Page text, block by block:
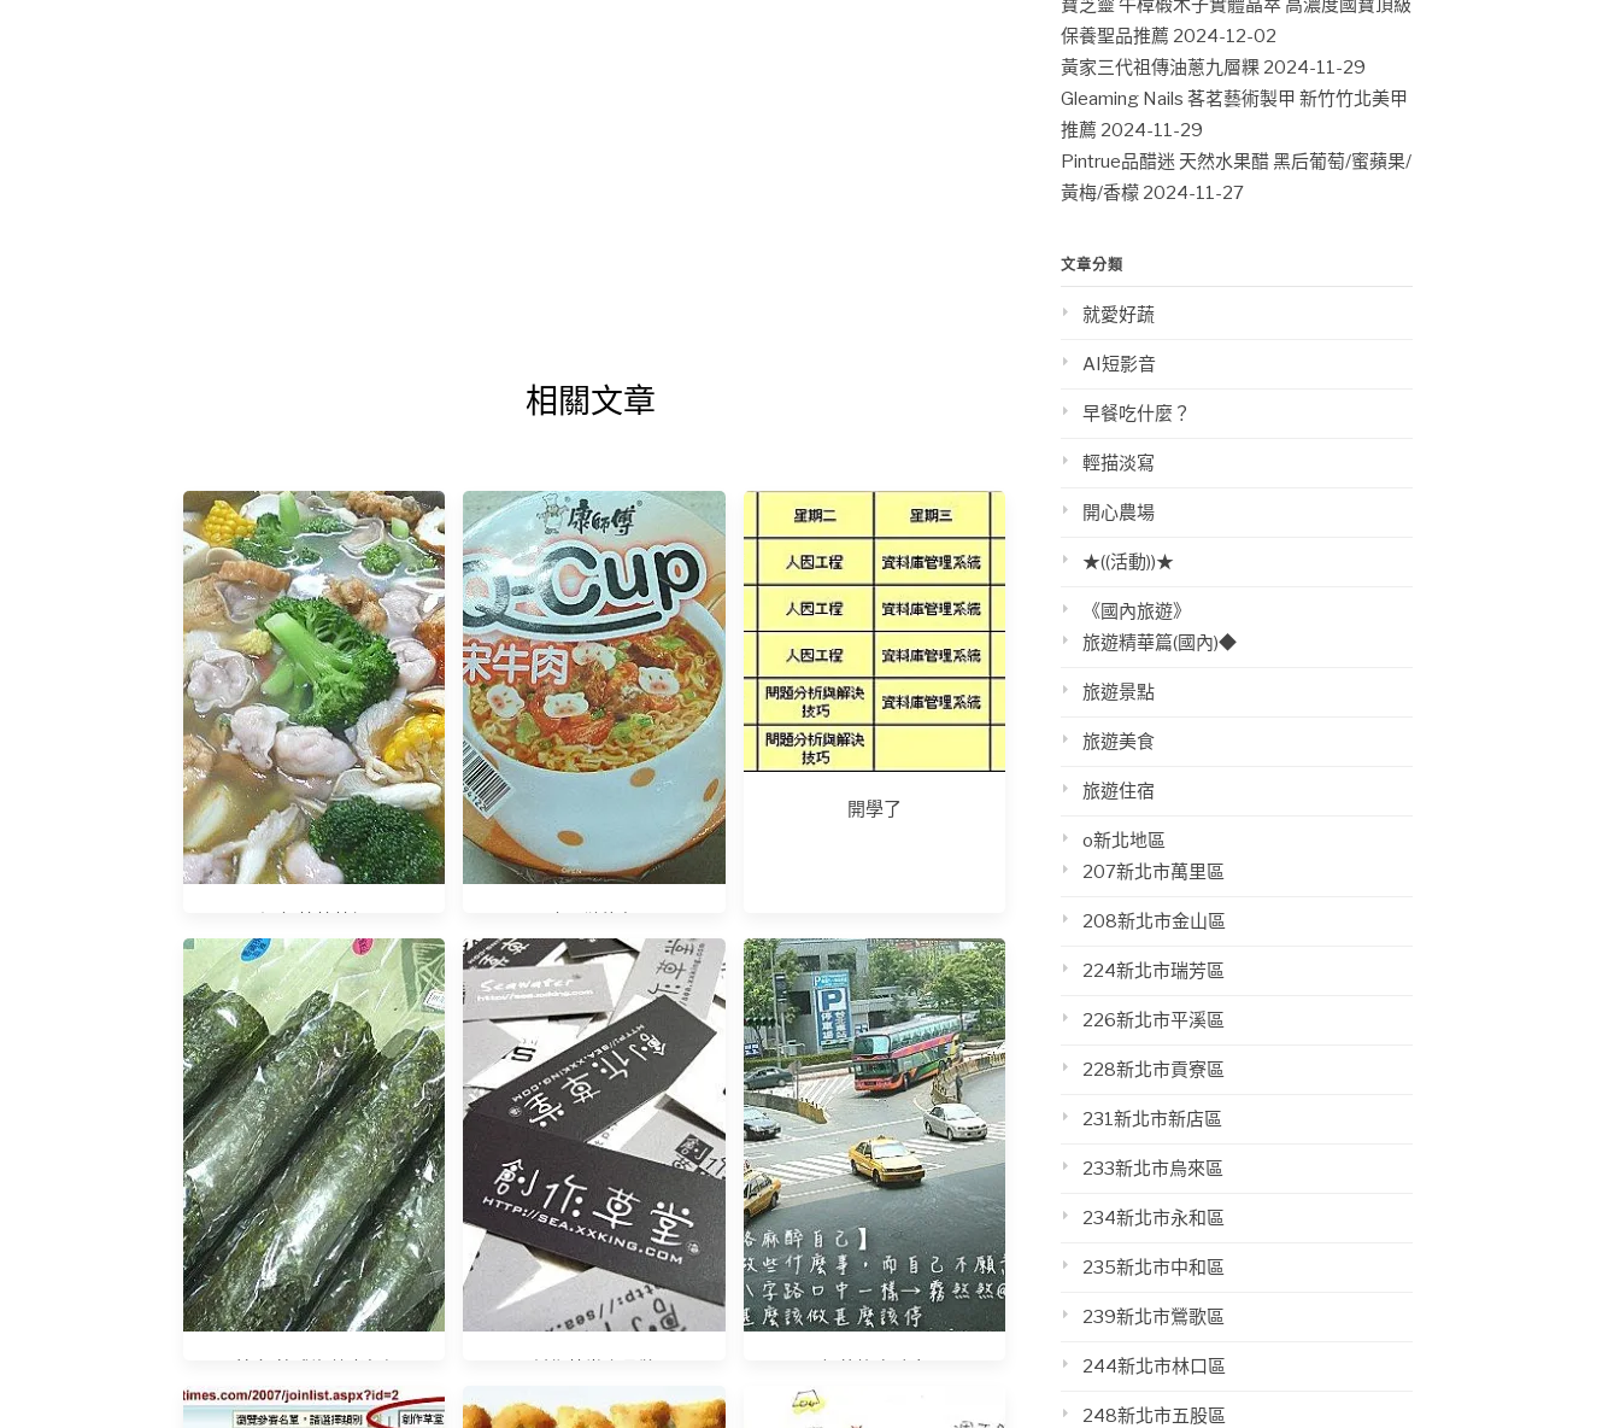
相關文章
開學了
寶芝靈 牛樟椴木子實體晶萃 高濃度國寶頂級
保養聖品推薦 2024-12-02
黃家三代祖傳油蔥九層粿 2024-11-29
Gleaming Nails 茖茗藝術製甲 新竹竹北美甲
推薦 2024-11-29
Pintrue品醋迷 天然水果醋 黑后葡萄/蜜蘋果/
黃梅/香檬 2024-11-27
文章分類
就愛好蔬
AI短影音
早餐吃什麼？
輕描淡寫
開心農場
★((活動))★
《國內旅遊》
旅遊精華篇(國內)◆
旅遊景點
旅遊美食
旅遊住宿
o新北地區
207新北市萬里區
208新北市金山區
224新北市瑞芳區
226新北市平溪區
228新北市貢寮區
231新北市新店區
233新北市烏來區
234新北市永和區
235新北市中和區
239新北市鶯歌區
244新北市林口區
248新北市五股區